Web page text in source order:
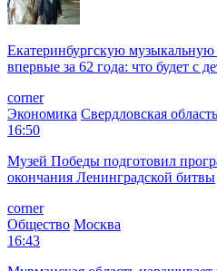
Екатеринбургскую
впервые за 62 года: что будет с
corner
Экономика Свердловская область
16:50
Музей Победы подготовил
окончания Ленинградской битвы
corner
Общество Москва
16:43